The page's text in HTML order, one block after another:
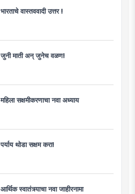
भारताचे वास्तववादी उत्तर !
जुनी माती अन् जुनेच वळण!
महिला सक्षमीकरणाचा नवा अध्याय
पर्याय थोडा सक्षम करा!
आर्थिक स्वातंत्र्याचा नवा जाहीरनामा